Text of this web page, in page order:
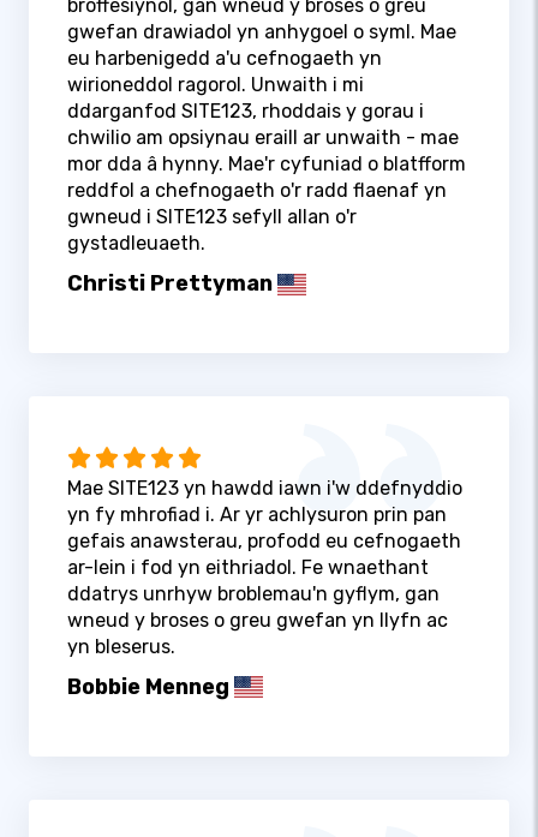
broffesiynol, gan wneud y broses o greu
gwefan drawiadol yn anhygoel o syml. Mae
eu harbenigedd a'u cefnogaeth yn
wirioneddol ragorol. Unwaith i mi
ddarganfod SITE123, rhoddais y gorau i
chwilio am opsiynau eraill ar unwaith - mae
mor dda â hynny. Mae'r cyfuniad o blatfform
reddfol a chefnogaeth o'r radd flaenaf yn
gwneud i SITE123 sefyll allan o'r
gystadleuaeth.
Christi Prettyman
Mae SITE123 yn hawdd iawn i'w ddefnyddio
yn fy mhrofiad i. Ar yr achlysuron prin pan
gefais anawsterau, profodd eu cefnogaeth
ar-lein i fod yn eithriadol. Fe wnaethant
ddatrys unrhyw broblemau'n gyflym, gan
wneud y broses o greu gwefan yn llyfn ac
yn bleserus.
Bobbie Menneg